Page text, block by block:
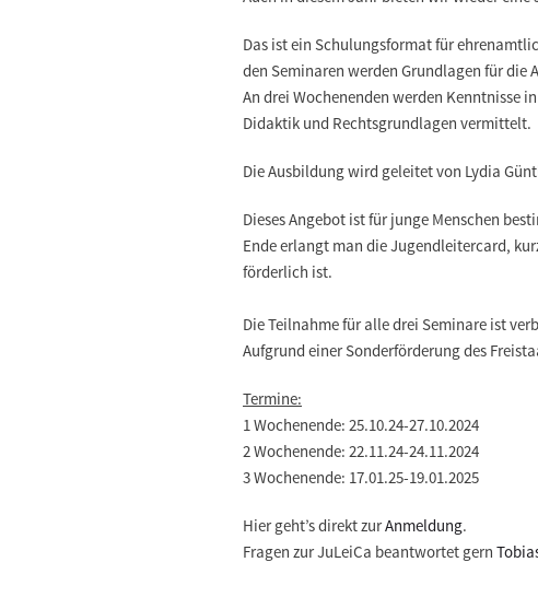
Das ist ein Schulungsformat für
den Seminaren werden Grundlagen für
An drei Wochenenden werden Kenntnisse
Didaktik und Rechtsgrundlagen vermittelt.
Die Ausbildung wird geleitet von Lydia
Dieses Angebot ist für junge Menschen
Ende erlangt man die Jugendleitercard,
förderlich ist.
Die Teilnahme für alle drei Seminare ist
Aufgrund einer Sonderförderung des
Termine:
1 Wochenende: 25.10.24-27.10.2024
2 Wochenende: 22.11.24-24.11.2024
3 Wochenende: 17.01.25-19.01.2025
Hier geht’s direkt zurAnmeldung.
Fragen zur JuLeiCa beantwortet gern